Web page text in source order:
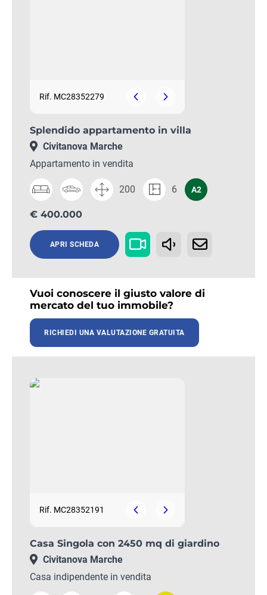
Rif. MC28352279
Splendido appartamento in villa
Civitanova Marche
Appartamento in vendita
200 6 A2
€ 400.000
APRI SCHEDA
Vuoi conoscere il giusto valore di
mercato del tuo immobile?
RICHIEDI UNA VALUTAZIONE GRATUITA
Rif. MC28352191
Casa Singola con 2450 mq di giardino
Civitanova Marche
Casa indipendente in vendita